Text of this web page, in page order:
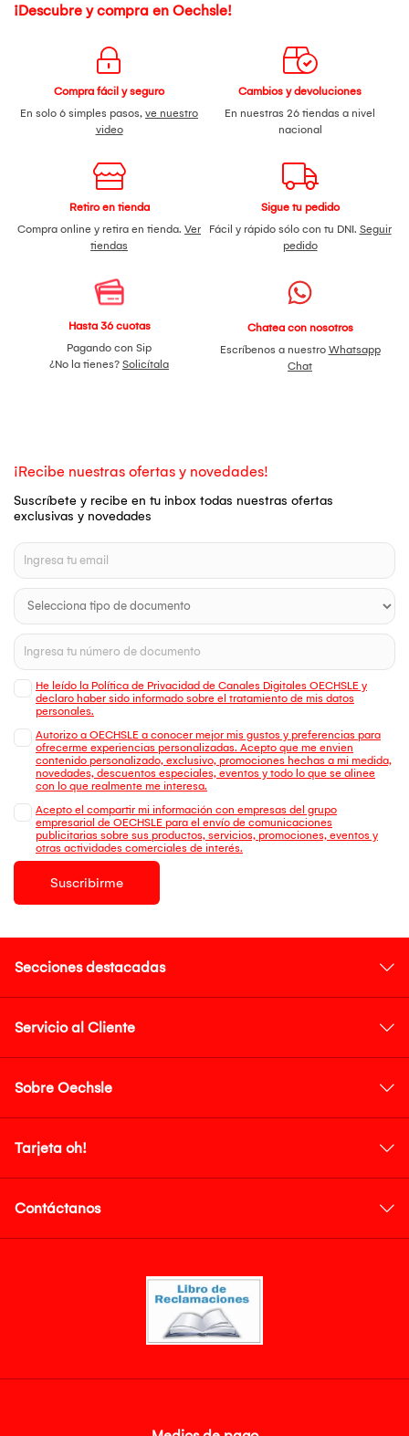
¡Descubre y compra en Oechsle!
Compra fácil y seguro
En solo 6 simples pasos, ve nuestro
video
Cambios y devoluciones
En nuestras 26 tiendas a nivel
nacional
Retiro en tienda
Compra online y retira en tienda. Ver
tiendas
Sigue tu pedido
Fácil y rápido sólo con tu DNI. Seguir
pedido
Hasta 36 cuotas
Pagando con Sip
¿No la tienes? Solicítala
Chatea con nosotros
Escríbenos a nuestro Whatsapp
Chat
¡Recibe nuestras ofertas y novedades!
Suscríbete y recibe en tu inbox todas nuestras ofertas
exclusivas y novedades
He leído la Política de Privacidad de Canales Digitales OECHSLE y
declaro haber sido informado sobre el tratamiento de mis datos
personales.
Autorizo a OECHSLE a conocer mejor mis gustos y preferencias para
ofrecerme experiencias personalizadas. Acepto que me envien
contenido personalizado, exclusivo, promociones hechas a mi medida,
novedades, descuentos especiales, eventos y todo lo que se alinee
con lo que realmente me interesa.
Acepto el compartir mi información con empresas del grupo
empresarial de OECHSLE para el envío de comunicaciones
publicitarias sobre sus productos, servicios, promociones, eventos y
otras actividades comerciales de interés.
Suscribirme
Secciones destacadas
Servicio al Cliente
Sobre Oechsle
Tarjeta oh!
Contáctanos